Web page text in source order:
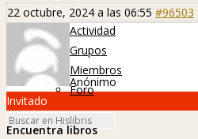
Hislibreños
Actividad
Grupos
Miembros
Foro
22 octubre, 2024 a las 06:55 #96503
Anónimo
Invitado
Encuentra libros